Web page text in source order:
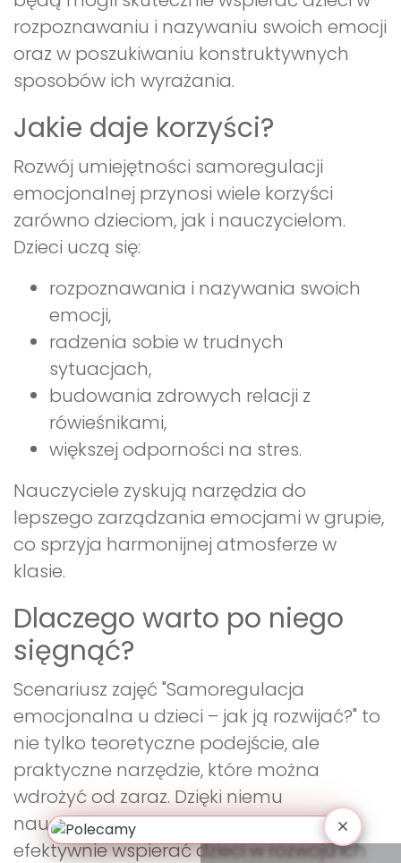
rozpoznawaniu i nazywaniu swoich emocji
oraz w poszukiwaniu konstruktywnych
sposobów ich wyrażania.
Jakie daje korzyści?
Rozwój umiejętności samoregulacji
emocjonalnej przynosi wiele korzyści
zarówno dzieciom, jak i nauczycielom.
Dzieci uczą się:
rozpoznawania i nazywania swoich
emocji,
radzenia sobie w trudnych
sytuacjach,
budowania zdrowych relacji z
rówieśnikami,
większej odporności na stres.
Nauczyciele zyskują narzędzia do
lepszego zarządzania emocjami w grupie,
co sprzyja harmonijnej atmosferze w
klasie.
Dlaczego warto po niego
sięgnąć?
Scenariusz zajęć "Samoregulacja
emocjonalna u dzieci – jak ją rozwijać?" to
nie tylko teoretyczne podejście, ale
praktyczne narzędzie, które można
wdrożyć od zaraz. Dzięki niemu
nauczyciele i wychowawcy będą mogli
efektywnie wspierać dzieci w rozwoju ich